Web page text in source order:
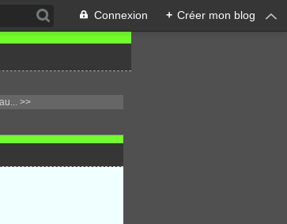
Connexion + Créer mon blog
>>